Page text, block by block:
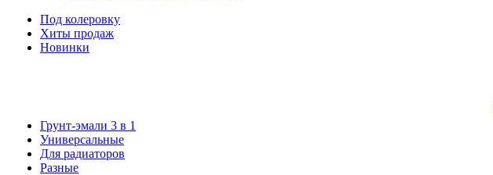
Под колеровку
Хиты продаж
Новинки
Грунт-эмали 3 в 1
Универсальные
Для радиаторов
Разные